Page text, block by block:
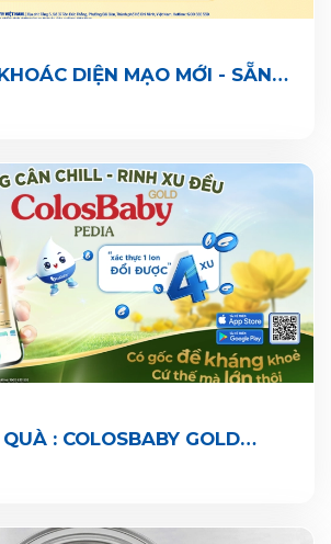
DIỆN MẠO MỚI - SẴN
: COLOSBABY GOLD